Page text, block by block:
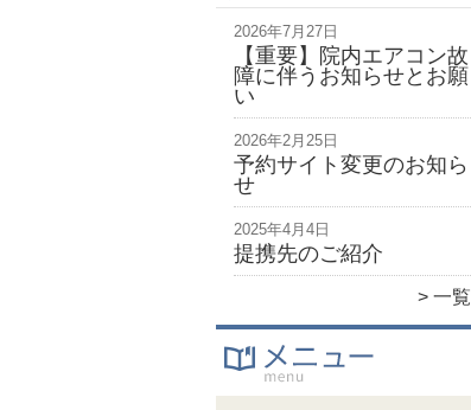
2026年7月27日
【重要】院内エアコン故
障に伴うお知らせとお願
い
2026年2月25日
予約サイト変更のお知ら
せ
2025年4月4日
提携先のご紹介
一覧